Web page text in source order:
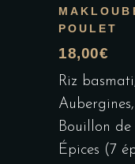
POULET
18,00€
Riz
Bouillon
Épices (7